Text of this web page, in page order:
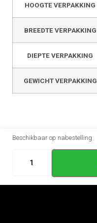
HOOGTE VERPAKKING
BREEDTE VERPAKKING
DIEPTE VERPAKKING
GEWICHT VERPAKKING
Beschikbaar op nabestelling